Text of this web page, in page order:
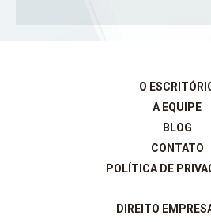
O
A EQUIPE
BLOG
CONTATO
POLÍTICA DE
DIREITO